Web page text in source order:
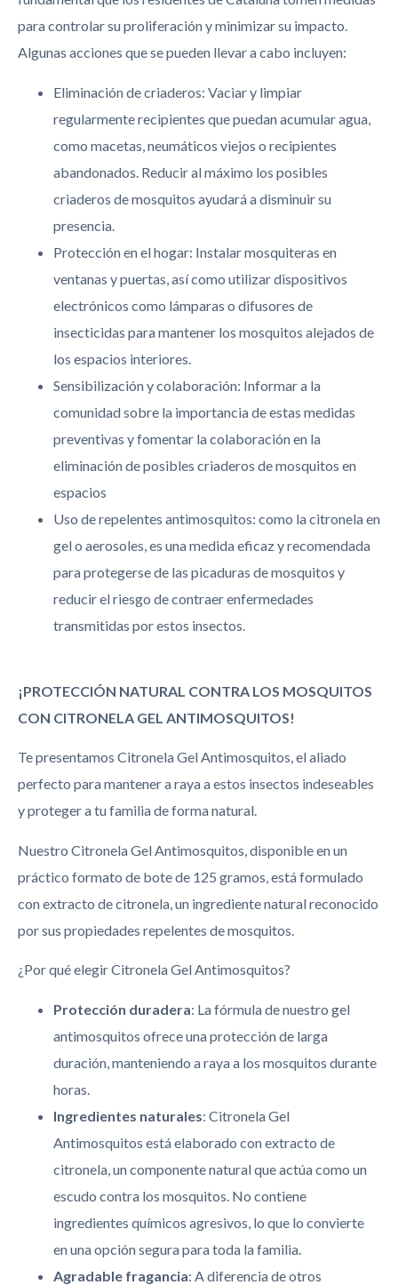
para controlar su proliferación y minimizar su impacto.
Algunas acciones que se pueden llevar a cabo incluyen:
Eliminación de criaderos: Vaciar y limpiar
regularmente recipientes que puedan acumular agua,
como macetas, neumáticos viejos o recipientes
abandonados. Reducir al máximo los posibles
criaderos de mosquitos ayudará a disminuir su
presencia.
Protección en el hogar: Instalar mosquiteras en
ventanas y puertas, así como utilizar dispositivos
electrónicos como lámparas o difusores de
insecticidas para mantener los mosquitos alejados de
los espacios interiores.
Sensibilización y colaboración: Informar a la
comunidad sobre la importancia de estas medidas
preventivas y fomentar la colaboración en la
eliminación de posibles criaderos de mosquitos en
espacios
Uso de repelentes antimosquitos: como la citronela en
gel o aerosoles, es una medida eficaz y recomendada
para protegerse de las picaduras de mosquitos y
reducir el riesgo de contraer enfermedades
transmitidas por estos insectos.
¡PROTECCIÓN NATURAL CONTRA LOS MOSQUITOS
CON CITRONELA GEL ANTIMOSQUITOS!
Te presentamos Citronela Gel Antimosquitos, el aliado
perfecto para mantener a raya a estos insectos indeseables
y proteger a tu familia de forma natural.
Nuestro Citronela Gel Antimosquitos, disponible en un
práctico formato de bote de 125 gramos, está formulado
con extracto de citronela, un ingrediente natural reconocido
por sus propiedades repelentes de mosquitos.
¿Por qué elegir Citronela Gel Antimosquitos?
Protección duradera: La fórmula de nuestro gel
antimosquitos ofrece una protección de larga
duración, manteniendo a raya a los mosquitos durante
horas.
Ingredientes naturales: Citronela Gel
Antimosquitos está elaborado con extracto de
citronela, un componente natural que actúa como un
escudo contra los mosquitos. No contiene
ingredientes químicos agresivos, lo que lo convierte
en una opción segura para toda la familia.
Agradable fragancia: A diferencia de otros